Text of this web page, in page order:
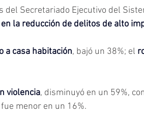
del Secretariado Ejecutivo del
la reducción de delitos de alto
a casa habitación, bajó un 38%; el
violencia, disminuyó en un 59%,
menor en un 16%.